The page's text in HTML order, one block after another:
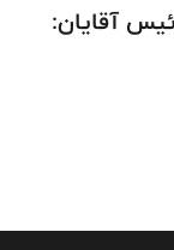
آقایان: